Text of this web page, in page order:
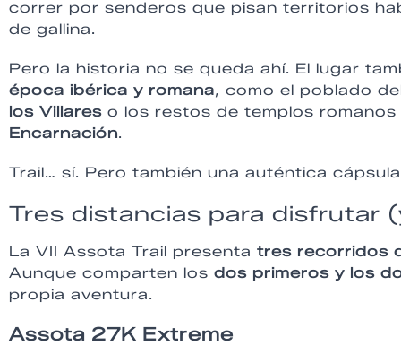
correr por senderos que pisan territorios
de gallina.
Pero la historia no se queda ahí. El lugar
época ibérica y romana, como el poblado
los Villares o los restos de templos romanos
Encarnación.
Trail… sí. Pero también una auténtica
Tres distancias para disfrutar
La VII Assota Trail presenta tres recorridos
Aunque comparten los dos primeros y los
propia aventura.
Assota 27K Extreme